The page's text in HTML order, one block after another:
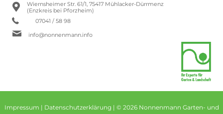
Wiernsheimer Str. 61/1, 75417 Mühlacker-Dürrmenz
(Enzkreis bei Pforzheim)
07041 / 58 98
info@nonnenmann.info
Impressum Datenschutzerklärung | © 2026 Nonnenmann Garten- und